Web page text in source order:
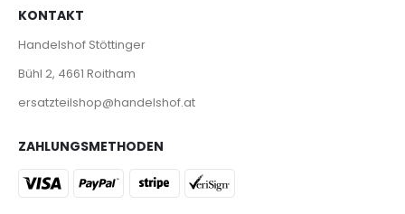
KONTAKT
Handelshof Stöttinger
Bühl 2, 4661 Roitham
ersatzteilshop@handelshof.at
ZAHLUNGSMETHODEN